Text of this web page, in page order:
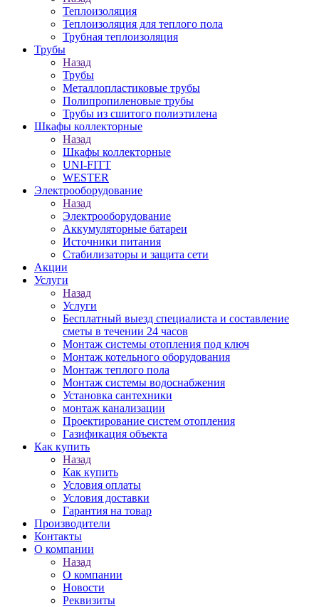
Теплоизоляция
Теплоизоляция для теплого пола
Трубная теплоизоляция
Трубы
Назад
Трубы
Металлопластиковые трубы
Полипропиленовые трубы
Трубы из сшитого полиэтилена
Шкафы коллекторные
Назад
Шкафы коллекторные
UNI-FITT
WESTER
Электрооборудование
Назад
Электрооборудование
Аккумуляторные батареи
Источники питания
Стабилизаторы и защита сети
Акции
Услуги
Назад
Услуги
Бесплатный выезд специалиста и составление
сметы в течении 24 часов
Монтаж системы отопления под ключ
Монтаж котельного оборудования
Монтаж теплого пола
Монтаж системы водоснабжения
Установка сантехники
монтаж канализации
Проектирование систем отопления
Газификация объекта
Как купить
Назад
Как купить
Условия оплаты
Условия доставки
Гарантия на товар
Производители
Контакты
О компании
Назад
О компании
Новости
Реквизиты